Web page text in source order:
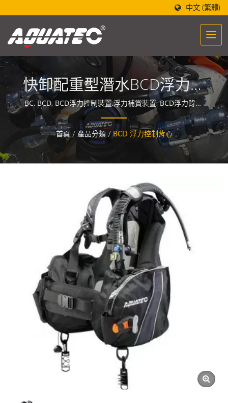
中文 (繁體)
快卸配重型潛水BCD浮力控
制裝置
BC, BCD, BCD浮力控制裝置,浮力補賞裝置, BCD浮力背心,
潛水裝備重裝, 浮力調整背心,潛水深潛裝備, / 全球潛水設備
王 (潛水設備製造生產批發)-世界潛水第一品牌
「AQUATEC」，設計的潛水設備製造醞釀著一股能量，讓
首頁 / 產品分類 / BCD 浮力控制背心